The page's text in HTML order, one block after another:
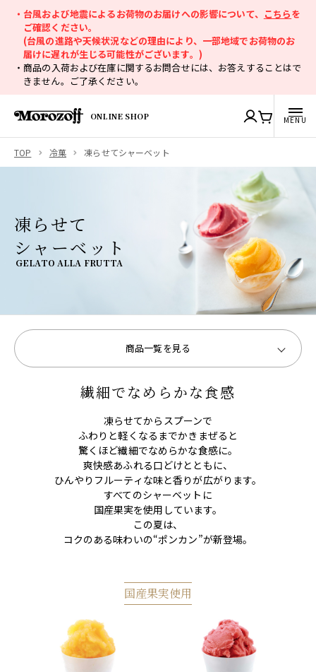
・台風および地震によるお荷物のお届けへの影響について、 こちらを
ご確認ください。
(台風の進路や天候状況などの理由により、一部地域でお荷物のお
届けに遅れが生じる可能性がございます。)
・商品の入荷および在庫に関するお問合せには、お答えすることはで
きません。ご了承ください。
ONLINE SHOP
TOP 冷菓 凍らせてシャーベット
凍らせて
シャーベット
GELATO ALLA FRUTTA
商品一覧を見る
繊細でなめらかな食感
凍らせてからスプーンで
ふわりと軽くなるまでかきまぜると
驚くほど繊細でなめらかな食感に。
爽快感あふれる口どけとともに、
ひんやりフルーティな味と香りが広がります。
すべてのシャーベットに
国産果実を使用しています。
この夏は、
コクのある味わいの“ポンカン”が新登場。
国産果実使用